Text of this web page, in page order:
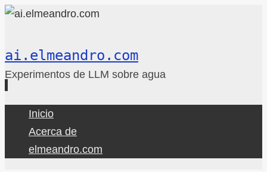
ai.elmeandro.com
Experimentos de LLM sobre agua
contenido
Inicio
Acerca de
elmeandro.com